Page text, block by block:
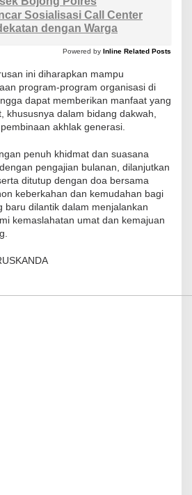
Sosialisasi Call Center
dengan Warga
Powered by Inline Related Posts
ini diharapkan mampu
program-program organisasi di
dapat memberikan manfaat yang
khususnya dalam bidang dakwah,
akhlak generasi.
penuh khidmat dan suasana
pengajian bulanan, dilanjutkan
ditutup dengan doa bersama
keberkahan dan kemudahan bagi
baru dilantik dalam menjalankan
kemaslahatan umat dan kemajuan